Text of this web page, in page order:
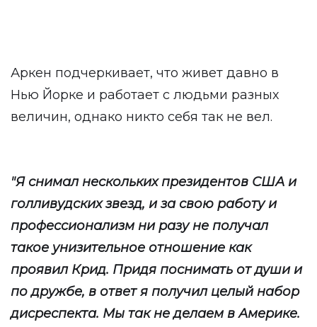
Аркен подчеркивает, что живет давно в
Нью Йорке и работает с людьми разных
величин, однако никто себя так не вел.
"Я снимал нескольких президентов США и
голливудских звезд, и за свою работу и
профессионализм ни разу не получал
такое унизительное отношение как
проявил Крид. Придя поснимать от души и
по дружбе, в ответ я получил целый набор
дисреспекта. Мы так не делаем в Америке.